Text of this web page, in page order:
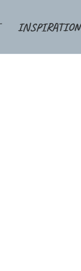
INSPIRATION